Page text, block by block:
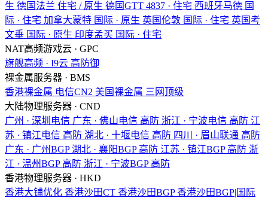
生 德国法兰 住宅 / 原生 德国GTT 4837 · 住宅 西班牙马德 国
际 · 住宅 加拿大蒙特 国际 · 原生 英国伦敦 国际 · 住宅 英国考
文垂 国际 · 原生 印度孟买 国际 · 住宅
NAT高频游戏云 · GPC
旗舰高频 · I9云 高防御
裸金属服务器 · BMS
香港裸金属 电信CN2 美国裸金属 三网顶级
大陆物理服务器 · CND
广州 · 深圳电信 广东 · 佛山电信 高防 浙江 · 宁波电信 高防 江
苏 · 镇江电信 高防 湖北 · 十堰电信 高防 四川 · 眉山联通 高防
广东 · 广州BGP 湖北 · 襄阳BGP 高防 江苏 · 镇江BGP 高防 浙
江 · 温州BGP 高防 浙江 · 宁波BGP 高防
香港物理服务器 · HKD
香港大铺优化 香港沙田CT 香港沙田BGP 香港沙田BGP|国际